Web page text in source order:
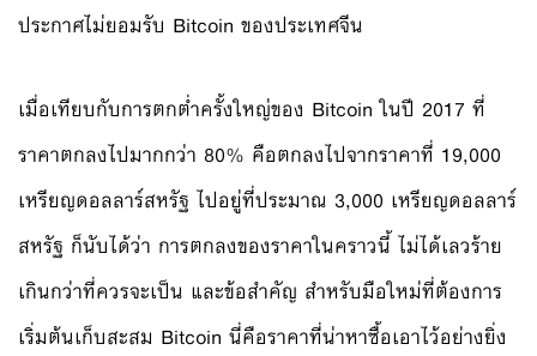
ประกาศไม่ยอมรับ Bitcoin ของประเทศจีน
เมื่อเทียบกับการตกต่ำครั้งใหญ่ของ Bitcoin ในปี 2017 ที่
ราคาตกลงไปมากกว่า 80% คือตกลงไปจากราคาที่ 19,000
เหรียญดอลลาร์สหรัฐ ไปอยู่ที่ประมาณ 3,000 เหรียญดอลลาร์
สหรัฐ ก็นับได้ว่า การตกลงของราคาในคราวนี้ ไม่ได้เลวร้าย
เกินกว่าที่ควรจะเป็น และข้อสำคัญ สำหรับมือใหม่ที่ต้องการ
เริ่มต้นเก็บสะสม Bitcoin นี่คือราคาที่น่าหาซื้อเอาไว้อย่างยิ่ง